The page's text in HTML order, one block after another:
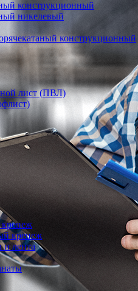
конструкционный
никелевый
конструкционный
лист (ПВЛ)
крепеж
и лента